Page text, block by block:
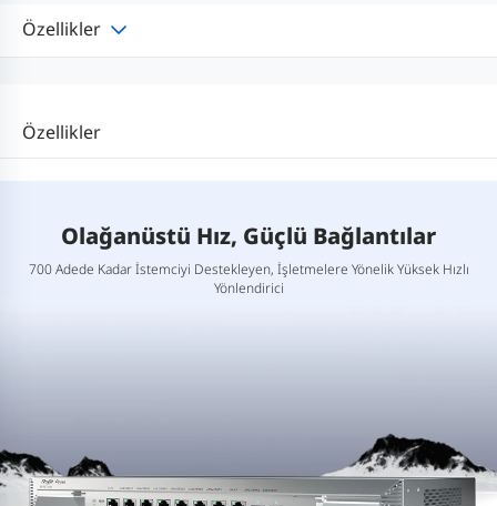
Özellikler
Özellikler
Olağanüstü Hız, Güçlü Bağlantılar
700 Adede Kadar İstemciyi Destekleyen, İşletmelere Yönelik Yüksek Hızlı
Yönlendirici